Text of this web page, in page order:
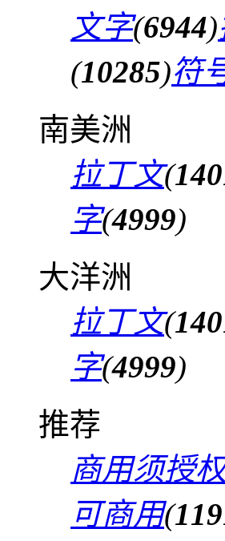
文字(6944)
(10285)符
南美洲
拉丁文(
字(4999)
大洋洲
拉丁文(
字(4999)
推荐
商用须授
可商用(